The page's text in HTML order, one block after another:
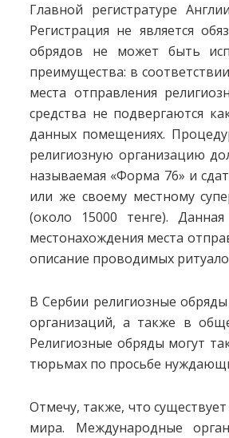
Главной регистратуре
Регистрация не является
обрядов не может быть
преимущества: в
места отправления
средства не подвергаются
данных помещениях.
религиозную организацию
называемая «Форма 76» и
или же своему местному
(около 15000 тенге).
местонахождения места
описание проводимых
В Сербии религиозные
организаций, а также в
Религиозные обряды могут
тюрьмах по просьбе
Отмечу, также, что
мира. Международные